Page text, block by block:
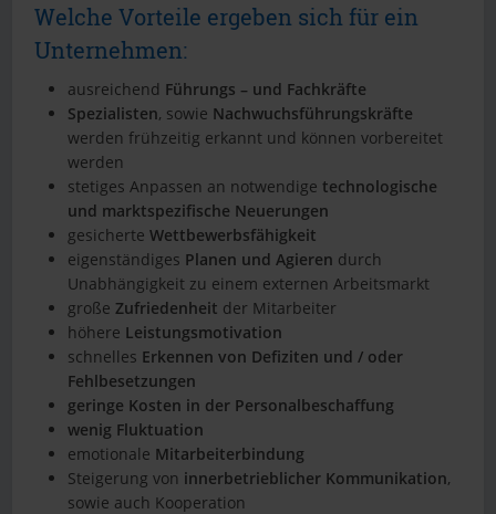
Welche Vorteile ergeben sich für ein
Unternehmen:
ausreichend Führungs – und Fachkräfte
Spezialisten, sowie Nachwuchsführungskräfte
werden frühzeitig erkannt und können vorbereitet
werden
stetiges Anpassen an notwendige technologische
und marktspezifische Neuerungen
gesicherteWettbewerbsfähigkeit
eigenständiges Planen und Agieren durch
Unabhängigkeit zu einem externen Arbeitsmarkt
große Zufriedenheit der Mitarbeiter
höhere Leistungsmotivation
schnelles Erkennen von Defiziten und / oder
Fehlbesetzungen
geringe Kosten in der Personalbeschaffung
wenig Fluktuation
emotionale Mitarbeiterbindung
Steigerung von innerbetrieblicher Kommunikation,
sowie auch Kooperation